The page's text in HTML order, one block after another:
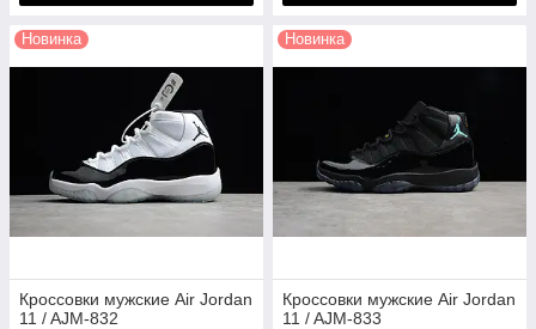
Новинка
Кроссовки мужские Air Jordan
11 / AJM-832
Новинка
Кроссовки мужские Air Jordan
11 / AJM-833